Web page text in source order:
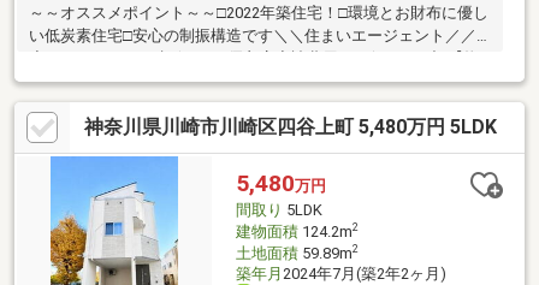
～～オススメポイント～～□2022年築住宅！□環境とお財布に優し
い低炭素住宅□安心の制振構造です＼＼住まいエージェント／／
◆Googleクチコミ評価4.8の優良店◆諸費用をお得に！下記【物
件概要】の[諸費用]欄ををご確認ください◆同じマンション内、ご
希望エリア内の物件を纏めてご紹介・ご案内可☆好評です！
☆「LINEでのやり取り」「女性スタッフ対応」「現地待ち合わ
せ・現地解散」
神奈川県川崎市川崎区四谷上町 5,480万円 5LDK
5,480万円
間取り 5LDK
建物面積124.2m2
土地面積59.89m2
築年月 2024年7月(築2年2ヶ月)